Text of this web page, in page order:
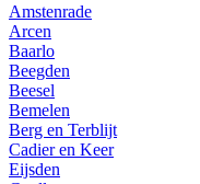
Amstenrade
Arcen
Baarlo
Beegden
Beesel
Bemelen
Berg en Terblijt
Cadier en Keer
Eijsden